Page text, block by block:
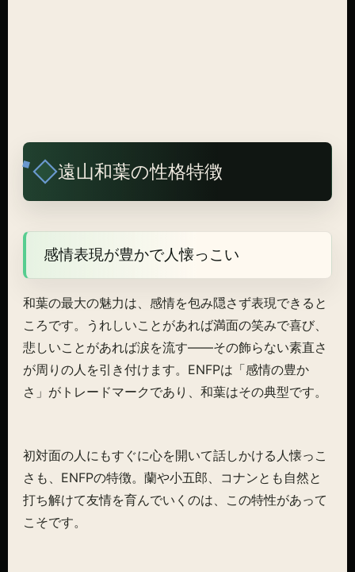
遠山和葉の性格特徴
感情表現が豊かで人懐っこい
和葉の最大の魅力は、感情を包み隠さず表現できると
ころです。うれしいことがあれば満面の笑みで喜び、
悲しいことがあれば涙を流す——その飾らない素直さ
が周りの人を引き付けます。ENFPは「感情の豊か
さ」がトレードマークであり、和葉はその典型です。
初対面の人にもすぐに心を開いて話しかける人懐っこ
さも、ENFPの特徴。蘭や小五郎、コナンとも自然と
打ち解けて友情を育んでいくのは、この特性があって
こそです。